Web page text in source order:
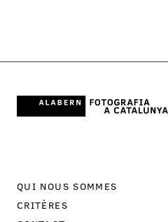
QUI NOUS SOMMES
CRITÈRES